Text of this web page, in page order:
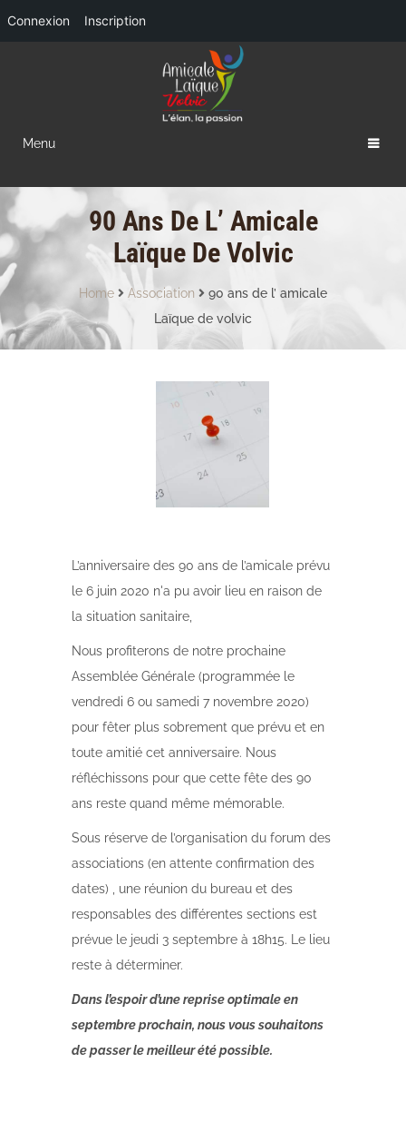
Menu
90 Ans De L’ Amicale
Laïque De Volvic
Home Association
90 ans de l’ amicale
Laïque de volvic
L’anniversaire des 90 ans de l’amicale prévu
le 6 juin 2020 n'a pu avoir lieu en raison de
la situation sanitaire,
Nous profiterons de notre prochaine
Assemblée Générale (programmée le
vendredi 6 ou samedi 7 novembre 2020)
pour fêter plus sobrement que prévu et en
toute amitié cet anniversaire. Nous
réfléchissons pour que cette fête des 90
ans reste quand même mémorable.
Sous réserve de l’organisation du forum des
associations (en attente confirmation des
dates) , une réunion du bureau et des
responsables des différentes sections est
prévue le jeudi 3 septembre à 18h15. Le lieu
reste à déterminer.
Dans l’espoir d’une reprise optimale en
septembre prochain, nous vous souhaitons
de passer le meilleur été possible.
Connexion Inscription